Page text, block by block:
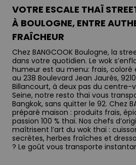
VOTRE ESCALE THAÏ
À BOULOGNE, ENTRE
FRAÎCHEUR
Chez BANGCOOK Boulogne, la
dans votre quotidien. Le wok
humeur est au menu: frais, coloré
au 238 Boulevard Jean Jaurès,
Billancourt, à deux pas du centre-
Seine, notre resto thaï vous
Bangkok, sans quitter le 92. Chez
préparé maison : produits frais,
passion 100 % thaï. Nos chefs
maîtrisent l’art du wok thaï :
secrètes, herbes fraîches et
? Le goût vous transporte